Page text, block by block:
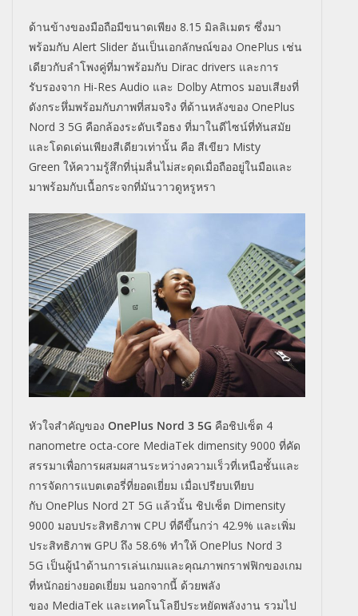
ด้านข้างของมือถือมีขนาดเพียง 8.15 มิลลิเมตร ซึ่งมา
พร้อมกับ Alert Slider อันเป็นเอกลักษณ์ของ OnePlus เช่น
เดียวกับลำโพงคู่ที่มาพร้อมกับ Dirac drivers และการ
รับรองจาก Hi-Res Audio และ Dolby Atmos มอบเสียงที่
ดังกระหึ่มพร้อมกับภาพที่สมจริง ที่ด้านหลังของ OnePlus
Nord 3 5G คือกล้องระดับเรือธง ที่มาในดีไซน์ที่ทันสมัย
และโดดเด่นเพียงสีเดียวเท่านั้น คือ สีเขียว Misty
Green ให้ความรู้สึกที่นุ่มลื่นไม่สะดุดเมื่อถืออยู่ในมือและ
มาพร้อมกับเนื้อกระจกที่มันวาวดูหรูหรา
หัวใจสำคัญของ OnePlus Nord 3 5G คือชิปเซ็ต 4
nanometre octa-core MediaTek dimensity 9000 ที่คัด
สรรมาเพื่อการผสมผสานระหว่างความเร็วที่เหนือชั้นและ
การจัดการแบตเตอรี่ที่ยอดเยี่ยม เมื่อเปรียบเทียบ
กับ OnePlus Nord 2T 5G แล้วนั้น ชิปเซ็ต Dimensity
9000 มอบประสิทธิภาพ CPU ที่ดีขึ้นกว่า 42.9% และเพิ่ม
ประสิทธิภาพ GPU ถึง 58.6% ทำให้ OnePlus Nord 3
5G เป็นผู้นำด้านการเล่นเกมและคุณภาพกราฟฟิกของเกม
ที่หนักอย่างยอดเยี่ยม นอกจากนี้ ด้วยพลัง
ของ MediaTek และเทคโนโลยีประหยัดพลังงาน รวมไป